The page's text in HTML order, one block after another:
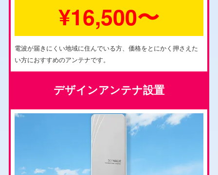
¥16,500〜
電波が届きにくい地域に住んでいる方、価格をとにかく押さえた
い方におすすめのアンテナです。
デザインアンテナ設置